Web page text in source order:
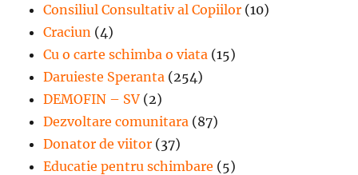
Consiliul Consultativ al Copiilor (10)
Craciun (4)
Cu o carte schimba o viata (15)
Daruieste Speranta (254)
DEMOFIN – SV (2)
Dezvoltare comunitara (87)
Donator de viitor (37)
Educatie pentru schimbare (5)